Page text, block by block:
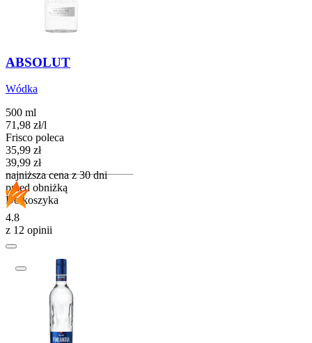
ABSOLUT
Wódka
500 ml
71,98 zł/l
Frisco poleca
Cena promocyjna
35,99 zł
39,99 zł
najniższa cena z 30 dni
przed obniżką
Do koszyka
4.8
z 12 opinii